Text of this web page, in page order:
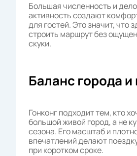
Большая численность и
активность создают
для гостей. Это значит, что
строить маршрут без
скуки.
Баланс города и
Гонконг подходит тем, кто
большой живой город, а не
сезона. Его масштаб и
впечатлений делают
при коротком сроке.